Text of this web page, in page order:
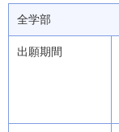
全学部